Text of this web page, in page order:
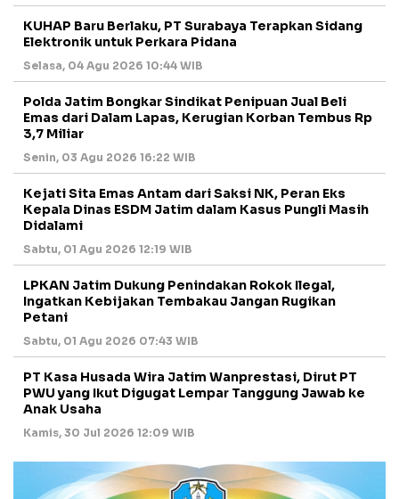
KUHAP Baru Berlaku, PT Surabaya Terapkan Sidang
Elektronik untuk Perkara Pidana
Selasa, 04 Agu 2026 10:44 WIB
Polda Jatim Bongkar Sindikat Penipuan Jual Beli
Emas dari Dalam Lapas, Kerugian Korban Tembus Rp
3,7 Miliar
Senin, 03 Agu 2026 16:22 WIB
Kejati Sita Emas Antam dari Saksi NK, Peran Eks
Kepala Dinas ESDM Jatim dalam Kasus Pungli Masih
Didalami
Sabtu, 01 Agu 2026 12:19 WIB
LPKAN Jatim Dukung Penindakan Rokok Ilegal,
Ingatkan Kebijakan Tembakau Jangan Rugikan
Petani
Sabtu, 01 Agu 2026 07:43 WIB
PT Kasa Husada Wira Jatim Wanprestasi, Dirut PT
PWU yang Ikut Digugat Lempar Tanggung Jawab ke
Anak Usaha
Kamis, 30 Jul 2026 12:09 WIB